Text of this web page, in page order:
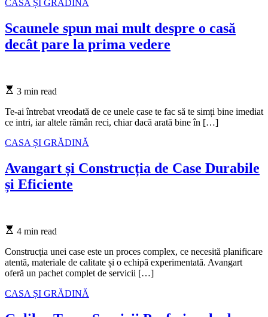
Categories
CASA ȘI GRĂDINĂ
Scaunele spun mai mult despre o casă
decât pare la prima vedere
Estimated
time
3 min read
Te-ai întrebat vreodată de ce unele case te fac să te simți bine imediat
ce intri, iar altele rămân reci, chiar dacă arată bine în […]
Categories
CASA ȘI GRĂDINĂ
Avangart și Construcția de Case Durabile
și Eficiente
Estimated
time
4 min read
Construcția unei case este un proces complex, ce necesită planificare
atentă, materiale de calitate și o echipă experimentată. Avangart
oferă un pachet complet de servicii […]
Categories
CASA ȘI GRĂDINĂ